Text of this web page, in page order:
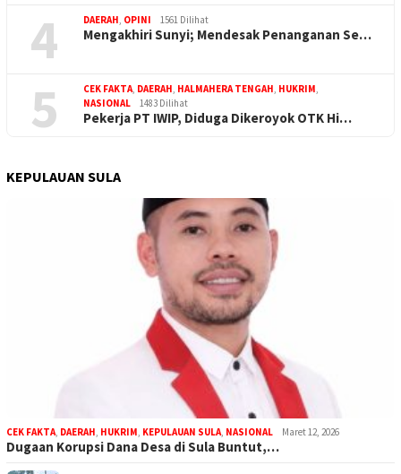
4
DAERAH, OPINI 1561 Dilihat
Mengakhiri Sunyi; Mendesak Penanganan Se…
5 CEK FAKTA, DAERAH, HALMAHERA TENGAH, HUKRIM,
NASIONAL
1483 Dilihat
Pekerja PT IWIP, Diduga Dikeroyok OTK Hi…
KEPULAUAN SULA
CEK FAKTA, DAERAH, HUKRIM, KEPULAUAN SULA, NASIONAL Maret 12, 2026
Dugaan Korupsi Dana Desa di Sula Buntut,…